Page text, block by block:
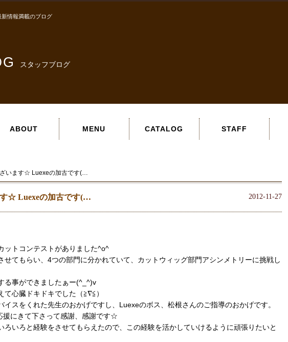
情報満載のブログ
スタッフブログ
ABOUT MENU CATALOG STAFF
います☆ Luexeの加古です(…
2012-11-27
☆ Luexeの加古です(…
ットコンテストがありました^o^
せてもらい、4つの部門に分かれていて、カットウィッグ部門アシンメトリーに挑戦し
る事ができましたぁー(^_^)v
心臓ドキドキでした（≧∇≦）
イスをくれた先生のおかげですし、Luexeのボス、松根さんのご指導のおかげです。
援にきて下さって感謝、感謝です☆
ろいろと経験をさせてもらえたので、この経験を活かしていけるように頑張りたいと